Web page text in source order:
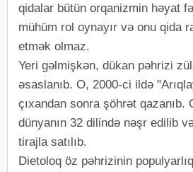
qidalar bütün orqanizmin həyat
mühüm rol oynayır və onu qida
etmək olmaz.
Yeri gəlmişkən, dükan pəhrizi
əsaslanıb. O, 2000-ci ildə
çıxandan sonra şöhrət qazanıb.
dünyanın 32 dilində nəşr edilib
tirajla satılıb.
Dietoloq öz pəhrizinin